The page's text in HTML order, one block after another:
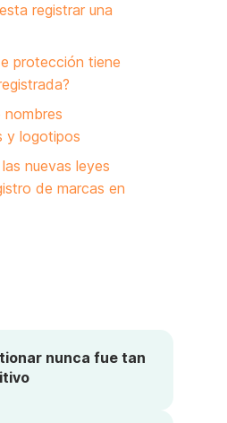
registrar una
protección tiene
nombres
y logotipos
nuevas leyes
de marcas en
nunca fue tan